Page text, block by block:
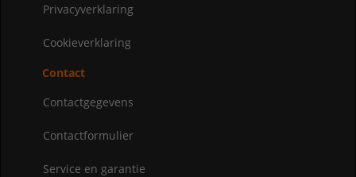
Privacyverklaring
Cookieverklaring
Contact
Contactgegevens
Contactformulier
Service en garantie